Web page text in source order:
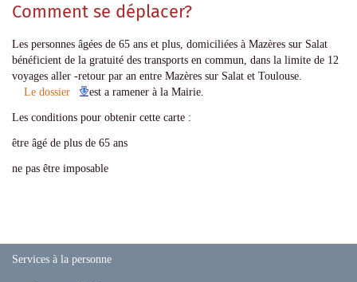
Comment se déplacer?
Les personnes âgées de 65 ans et plus, domiciliées à Mazères sur Salat
bénéficient de la gratuité des transports en commun, dans la limite de 12
voyages aller -retour par an entre Mazères sur Salat et Toulouse.
Le dossier
est a ramener à la Mairie.
Les conditions pour obtenir cette carte :
être âgé de plus de 65 ans
ne pas être imposable
Services à la personne